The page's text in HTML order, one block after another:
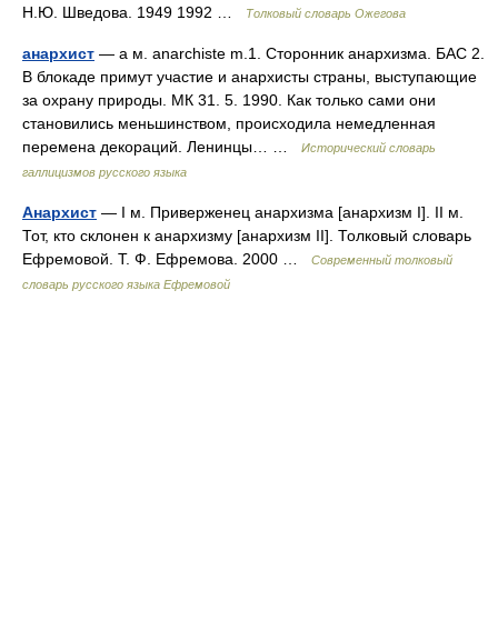
Н.Ю. Шведова. 1949 1992 …
Толковый словарь Ожегова
анархист — а м. anarchiste m.1. Сторонник анархизма. БАС 2.
В блокаде примут участие и анархисты страны, выступающие
за охрану природы. МК 31. 5. 1990. Как только сами они
становились меньшинством, происходила немедленная
перемена декораций. Ленинцы… …
Исторический словарь
галлицизмов русского языка
Анархист — I м. Приверженец анархизма [анархизм I]. II м.
Тот, кто склонен к анархизму [анархизм II]. Толковый словарь
Ефремовой. Т. Ф. Ефремова. 2000 …
Современный толковый
словарь русского языка Ефремовой